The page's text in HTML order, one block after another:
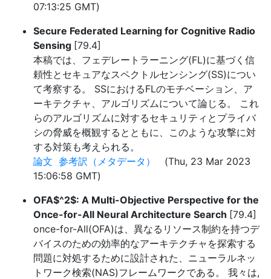
07:13:25 GMT)
Secure Federated Learning for Cognitive Radio
Sensing [79.4]
本稿では、フェデレートラーニング(FL)に基づく信
頼性とセキュアなスペクトルセンシング(SS)につい
て考察する。 SSにおけるFLのモチベーション、ア
ーキテクチャ、アルゴリズムについて論じる。 これ
らのアルゴリズムに対するセキュリティとプライバ
シの脅威を概観するとともに、このような攻撃に対
する対策も考えられる。
論文 参考訳（メタデータ）
(Thu, 23 Mar 2023
15:06:58 GMT)
OFA$^2$: A Multi-Objective Perspective for the
Once-for-All Neural Architecture Search [79.4]
once-for-All(OFA)は、異なるリソース制約を持つデ
バイスのための効率的なアーキテクチャを探索する
問題に対処するために設計された、ニューラルネッ
トワーク検索(NAS)フレームワークである。 我々は,